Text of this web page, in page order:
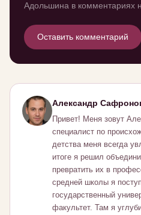
Адольшина в комментариях
Оставить комментарий
Александр
Привет! Меня зовут
специалист по
детства меня всегда
итоге я решил
превратить их в
средней школы я
государственный
факультет. Там я